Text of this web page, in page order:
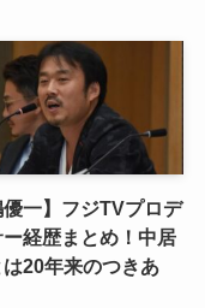
優一】フジTVプロデ
ー経歴まとめ！中居
20年来のつきあ